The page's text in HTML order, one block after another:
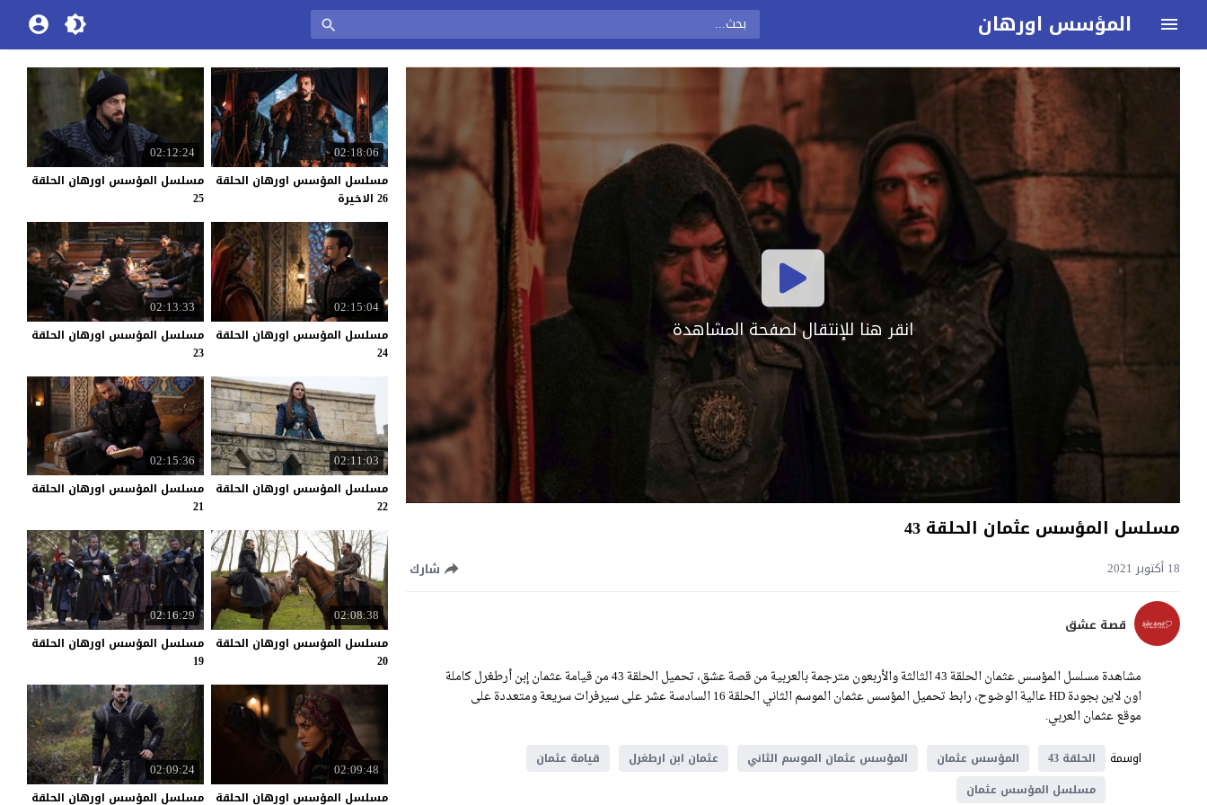
المؤسس اورهان
انقر هنا للإنتقال لصفحة المشاهدة
مسلسل المؤسس عثمان الحلقة 43
18 أكتوبر 2021 شارك
قصة عشق
مشاهدة مسلسل المؤسس عثمان الحلقة 43 الثالثة والأربعون مترجمة بالعربية من قصة عشق، تحميل الحلقة 43 من قيامة عثمان إبن أرطغرل كاملة
اون لاين بجودة HD عالية الوضوح، رابط تحميل المؤسس عثمان الموسم الثاني الحلقة 16 السادسة عشر على سيرفرات سريعة ومتعددة على
موقع عثمان العربي.
اوسمة
الحلقة 43 المؤسس عثمان المؤسس عثمان الموسم الثاني عثمان ابن ارطغرل
قيامة عثمان
مسلسل المؤسس عثمان
02:18:06
مسلسل المؤسس اورهان الحلقة
26 الاخيرة
02:12:24
مسلسل المؤسس اورهان الحلقة
25
02:15:04
مسلسل المؤسس اورهان الحلقة
24
02:13:33
مسلسل المؤسس اورهان الحلقة
23
02:11:03
مسلسل المؤسس اورهان الحلقة
22
02:15:36
مسلسل المؤسس اورهان الحلقة
21
02:08:38
مسلسل المؤسس اورهان الحلقة
20
02:16:29
مسلسل المؤسس اورهان الحلقة
19
02:09:48
مسلسل المؤسس اورهان الحلقة
02:09:24
مسلسل المؤسس اورهان الحلقة